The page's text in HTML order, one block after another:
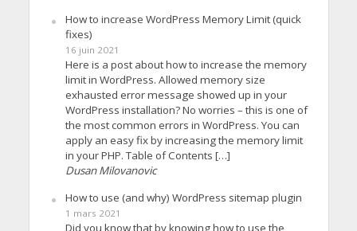
How to increase WordPress Memory Limit (quick
fixes)
16 juin 2021
Here is a post about how to increase the memory
limit in WordPress. Allowed memory size
exhausted error message showed up in your
WordPress installation? No worries – this is one of
the most common errors in WordPress. You can
apply an easy fix by increasing the memory limit
in your PHP. Table of Contents […]
Dusan Milovanovic
How to use (and why) WordPress sitemap plugin
1 mars 2021
Did you know that by knowing how to use the